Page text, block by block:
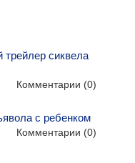
сиквела
Комментарии (0)
с ребенком
Комментарии (0)